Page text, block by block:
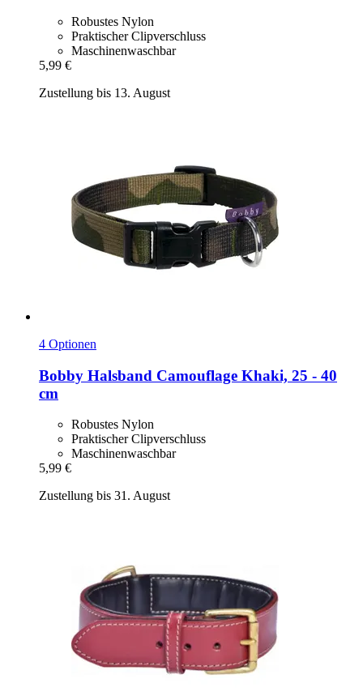
Robustes Nylon
Praktischer Clipverschluss
Maschinenwaschbar
5,99 €
Zustellung bis 13. August
4 Optionen
Bobby Halsband Camouflage Khaki, 25 -​ 40
cm
Robustes Nylon
Praktischer Clipverschluss
Maschinenwaschbar
5,99 €
Zustellung bis 31. August